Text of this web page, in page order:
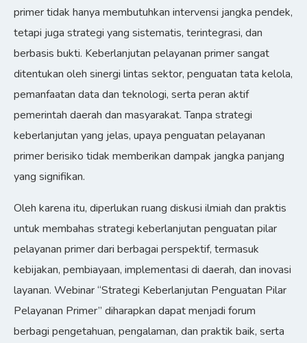
primer tidak hanya membutuhkan intervensi jangka pendek,
tetapi juga strategi yang sistematis, terintegrasi, dan
berbasis bukti. Keberlanjutan pelayanan primer sangat
ditentukan oleh sinergi lintas sektor, penguatan tata kelola,
pemanfaatan data dan teknologi, serta peran aktif
pemerintah daerah dan masyarakat. Tanpa strategi
keberlanjutan yang jelas, upaya penguatan pelayanan
primer berisiko tidak memberikan dampak jangka panjang
yang signifikan.
Oleh karena itu, diperlukan ruang diskusi ilmiah dan praktis
untuk membahas strategi keberlanjutan penguatan pilar
pelayanan primer dari berbagai perspektif, termasuk
kebijakan, pembiayaan, implementasi di daerah, dan inovasi
layanan. Webinar “Strategi Keberlanjutan Penguatan Pilar
Pelayanan Primer” diharapkan dapat menjadi forum
berbagi pengetahuan, pengalaman, dan praktik baik, serta